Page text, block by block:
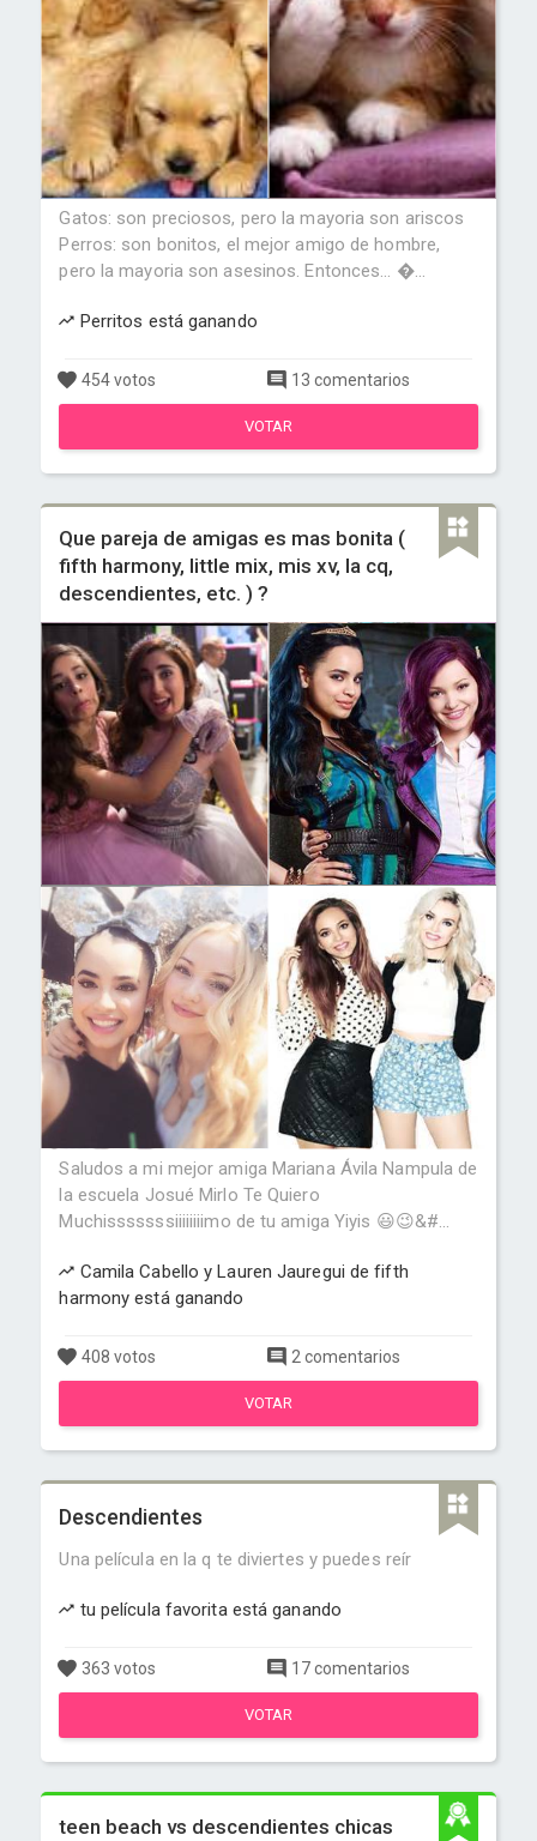
Gatos: son preciosos, pero la mayoria son ariscos
Perros: son bonitos, el mejor amigo de hombre,
pero la mayoria son asesinos. Entonces... �...
Perritos está ganando
454 votos 13 comentarios
VOTAR
Que pareja de amigas es mas bonita (
fifth harmony, little mix, mis xv, la cq,
descendientes, etc. ) ?
Saludos a mi mejor amiga Mariana Ávila Nampula de
la escuela Josué Mirlo Te Quiero
Muchisssssssiiiiiiiimo de tu amiga Yiyis 😃😉&#...
Camila Cabello y Lauren Jauregui de fifth
harmony está ganando
408 votos 2 comentarios
VOTAR
Descendientes
Una película en la q te diviertes y puedes reír
tu película favorita está ganando
363 votos 17 comentarios
VOTAR
teen beach vs descendientes chicas